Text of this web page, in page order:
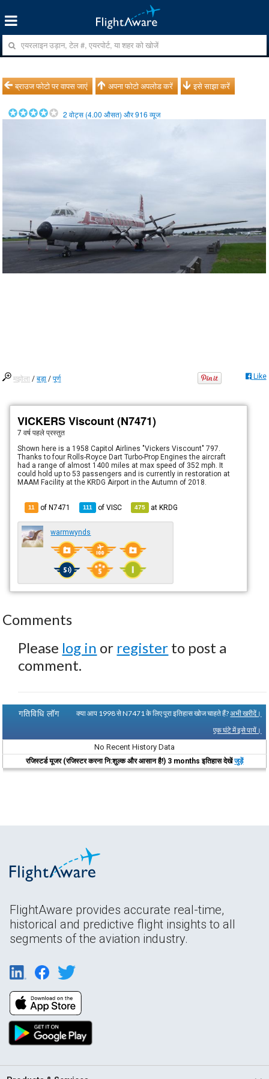
ब्राउज फोटो पर वापस जाएं अपना फोटो अपलोड करें इसे साझा करें
2 वोट्स (4.00 औसत) और916 व्यूज
मझोला /बड़ा /पूर्ण Like
VICKERS Viscount (N7471)
7 वर्ष पहले प्रस्तुत
Shown here is a 1958 Capitol Airlines "Vickers Viscount" 797.
Thanks to four Rolls-Royce Dart Turbo-Prop Engines the aircraft
had a range of almost 1400 miles at max speed of 352 mph. It
could hold up to 53 passengers and is currently in restoration at
MAAM Facility at the KRDG Airport in the Autumn of 2018.
11 of N7471 111 ofVISC 475 atKRDG
warmwynds
Comments
Please log in or register to post a
comment.
गतिविधि लॉग क्या आप 1998 से N7471 के लिए पूरा इतिहास खोज चाहते हैं?अभी खरीदें।
एक घंटे में इसे पायें।
No Recent History Data
रजिस्टर्ड यूजर (रजिस्टर करना नि:शुल्क और आसान है!) 3 months इतिहास देखेंजुड़ें
FlightAware provides accurate real-time,
historical and predictive flight insights to all
segments of the aviation industry.